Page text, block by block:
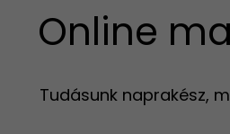
Online
Tudásunk naprakész,